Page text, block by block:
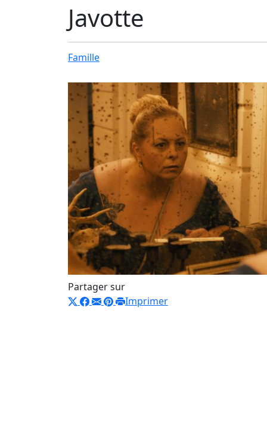
Javotte
Famille
Partager sur
Imprimer